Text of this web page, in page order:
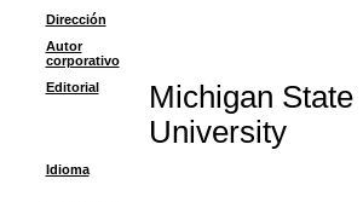
Dirección
Autor
corporativo
Editorial
Michigan State
University
Idioma